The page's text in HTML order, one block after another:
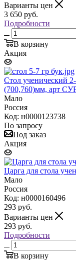
Варианты цен
3 650 руб.
Подробности
В корзину
Акция
Стол ученический
(700,760)мм, арт
Мало
Россия
Код: н0000123738
По запросу
Под заказ
Акция
Царга для стола
Мало
Россия
Код: н0000160496
293 руб.
Варианты цен
293 руб.
Подробности
В корзину